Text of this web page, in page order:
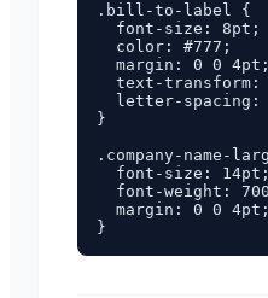
.bill-to-label {
  font-size: 8pt;
  color: #777;
  margin: 0 0 4pt;
text-transform:
letter-spacing:
}
.company-name-
  font-size: 14pt;
font-weight:
  margin: 0 0 4pt;